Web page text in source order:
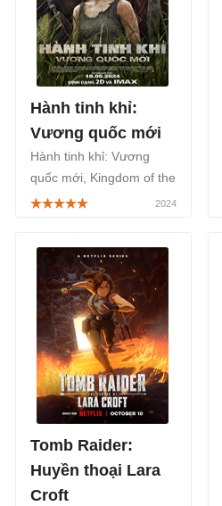
Hành tinh khỉ:
Vương quốc mới
Hành tinh khỉ: Vương
quốc mới, Kingdom of the
Planet of the Apes, là bộ
tưởng Mỹ chiếu rạp từ
10/5/2024.
Tomb Raider:
Huyền thoại Lara
Croft